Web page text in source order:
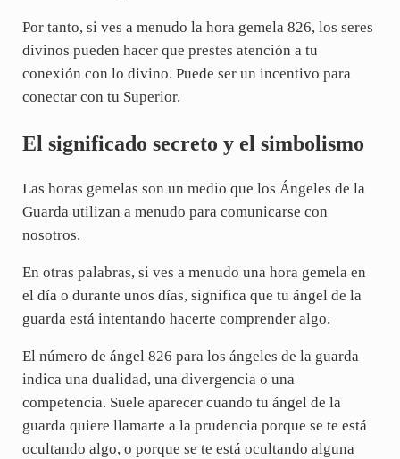
Por tanto, si ves a menudo la hora gemela 826, los seres
divinos pueden hacer que prestes atención a tu
conexión con lo divino. Puede ser un incentivo para
conectar con tu Superior.
El significado secreto y el simbolismo
Las horas gemelas son un medio que los Ángeles de la
Guarda utilizan a menudo para comunicarse con
nosotros.
En otras palabras, si ves a menudo una hora gemela en
el día o durante unos días, significa que tu ángel de la
guarda está intentando hacerte comprender algo.
El número de ángel 826 para los ángeles de la guarda
indica una dualidad, una divergencia o una
competencia. Suele aparecer cuando tu ángel de la
guarda quiere llamarte a la prudencia porque se te está
ocultando algo, o porque se te está ocultando alguna